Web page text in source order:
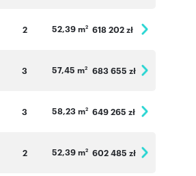
2 52,39 m2 618 202 zł
3 57,45 m2 683 655 zł
3 58,23 m2 649 265 zł
2 52,39 m2 602 485 zł